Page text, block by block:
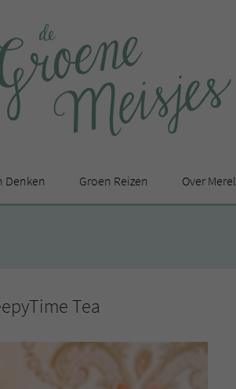
Denken Groen Reizen Over Merel
Tea